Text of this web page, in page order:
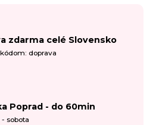
zdarma celé Slovensko
doprava
Poprad - do 60min
sobota